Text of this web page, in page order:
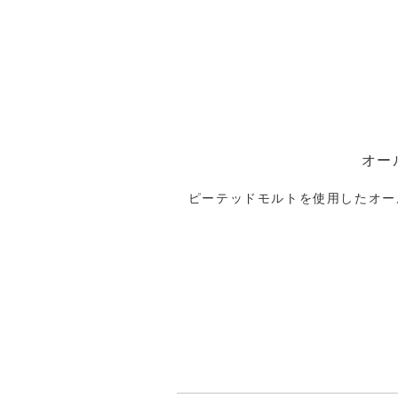
オ
ピーテッドモルトを使用したオ